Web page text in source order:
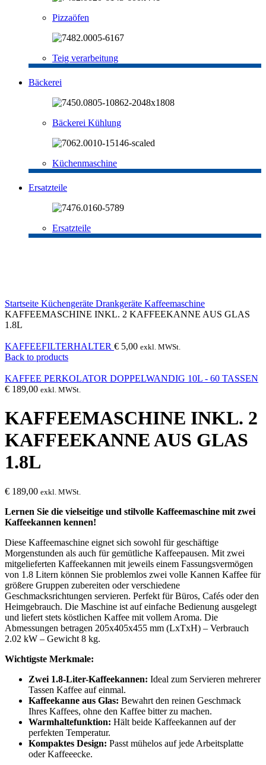
Pizzaöfen
Teig verarbeitung
Bäckerei
Bäckerei Kühlung
Küchenmaschine
Ersatzteile
Ersatzteile
Startseite Küchengeräte Drankgeräte Kaffeemaschine
KAFFEEMASCHINE INKL. 2 KAFFEEKANNE AUS GLAS
1.8L
KAFFEEFILTERHALTER € 5,00 exkl. MWSt.
Back to products
KAFFEE PERKOLATOR DOPPELWANDIG 10L - 60 TASSEN
€ 189,00 exkl. MWSt.
KAFFEEMASCHINE INKL. 2
KAFFEEKANNE AUS GLAS
1.8L
€ 189,00 exkl. MWSt.
Lernen Sie die vielseitige und stilvolle Kaffeemaschine mit zwei
Kaffeekannen kennen!
Diese Kaffeemaschine eignet sich sowohl für geschäftige
Morgenstunden als auch für gemütliche Kaffeepausen. Mit zwei
mitgelieferten Kaffeekannen mit jeweils einem Fassungsvermögen
von 1.8 Litern können Sie problemlos zwei volle Kannen Kaffee für
größere Gruppen zubereiten oder verschiedene
Geschmacksrichtungen servieren. Perfekt für Büros, Cafés oder den
Heimgebrauch. Die Maschine ist auf einfache Bedienung ausgelegt
und liefert stets köstlichen Kaffee mit vollem Aroma. Die
Abmessungen betragen 205x405x455 mm (LxTxH) – Verbrauch
2.02 kW – Gewicht 8 kg.
Wichtigste Merkmale:
Zwei 1.8-Liter-Kaffeekannen: Ideal zum Servieren mehrerer
Tassen Kaffee auf einmal.
Kaffeekanne aus Glas: Bewahrt den reinen Geschmack
Ihres Kaffees, ohne den Kaffee bitter zu machen.
Warmhaltefunktion: Hält beide Kaffeekannen auf der
perfekten Temperatur.
Kompaktes Design: Passt mühelos auf jede Arbeitsplatte
oder Kaffeeecke.